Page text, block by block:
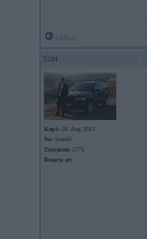
520i
Kopš: 20. Aug 2013
No: Strenči
Ziņojumi: 2771
Braucu ar: